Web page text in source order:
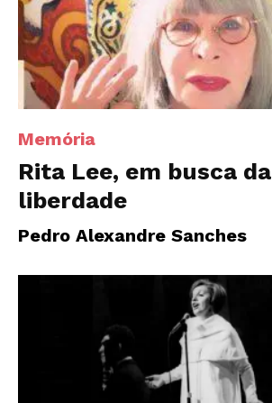
Memória
Rita Lee, em busca da
liberdade
Pedro Alexandre Sanches